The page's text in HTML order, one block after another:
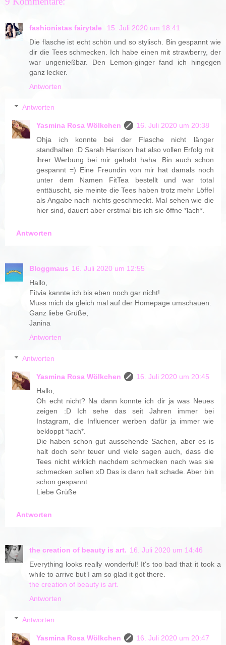
fashionistas fairytale
15. Juli 2020 um 18:41
Die flasche ist echt schön und so stylisch. Bin gespannt wie
dir die Tees schmecken. Ich habe einen mit strawberry, der
war ungenießbar. Den Lemon-ginger fand ich hingegen
ganz lecker.
Antworten
Antworten
Yasmina Rosa Wölkchen
16. Juli 2020 um 20:38
Ohja ich konnte bei der Flasche nicht länger
standhalten :D Sarah Harrison hat also vollen Erfolg mit
ihrer Werbung bei mir gehabt haha. Bin auch schon
gespannt =) Eine Freundin von mir hat damals noch
unter dem Namen FitTea bestellt und war total
enttäuscht, sie meinte die Tees haben trotz mehr Löffel
als Angabe nach nichts geschmeckt. Mal sehen wie die
hier sind, dauert aber erstmal bis ich sie öffne *lach*.
Antworten
Bloggmaus 16. Juli 2020 um 12:55
Hallo,
Fitvia kannte ich bis eben noch gar nicht!
Muss mich da gleich mal auf der Homepage umschauen.
Ganz liebe Grüße,
Janina
Antworten
Antworten
Yasmina Rosa Wölkchen
16. Juli 2020 um 20:45
Hallo,
Oh echt nicht? Na dann konnte ich dir ja was Neues
zeigen :D Ich sehe das seit Jahren immer bei
Instagram, die Influencer werben dafür ja immer wie
bekloppt *lach*.
Die haben schon gut aussehende Sachen, aber es is
halt doch sehr teuer und viele sagen auch, dass die
Tees nicht wirklich nachdem schmecken nach was sie
schmecken sollen xD Das is dann halt schade. Aber bin
schon gespannt.
Liebe Grüße
Antworten
the creation of beauty is art. 16. Juli 2020 um 14:46
Everything looks really wonderful! It's too bad that it took a
while to arrive but I am so glad it got there.
the creation of beauty is art.
Antworten
Antworten
Yasmina Rosa Wölkchen
16. Juli 2020 um 20:47